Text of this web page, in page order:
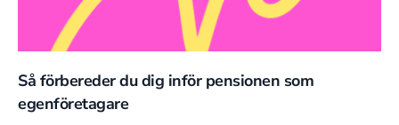
Så förbereder du dig inför pensionen som
egenföretagare